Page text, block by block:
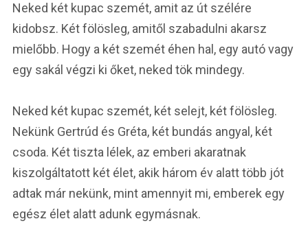
Neked két kupac szemét, amit az út szélére
kidobsz. Két fölösleg, amitől szabadulni akarsz
mielőbb. Hogy a két szemét éhen hal, egy autó vagy
egy sakál végzi ki őket, neked tök mindegy.
Neked két kupac szemét, két selejt, két fölösleg.
Nekünk Gertrúd és Gréta, két bundás angyal, két
csoda. Két tiszta lélek, az emberi akaratnak
kiszolgáltatott két élet, akik három év alatt több jót
adtak már nekünk, mint amennyit mi, emberek egy
egész élet alatt adunk egymásnak.